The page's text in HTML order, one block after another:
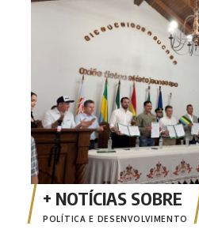
POLÍTICA E DESENVOLVIMENTO